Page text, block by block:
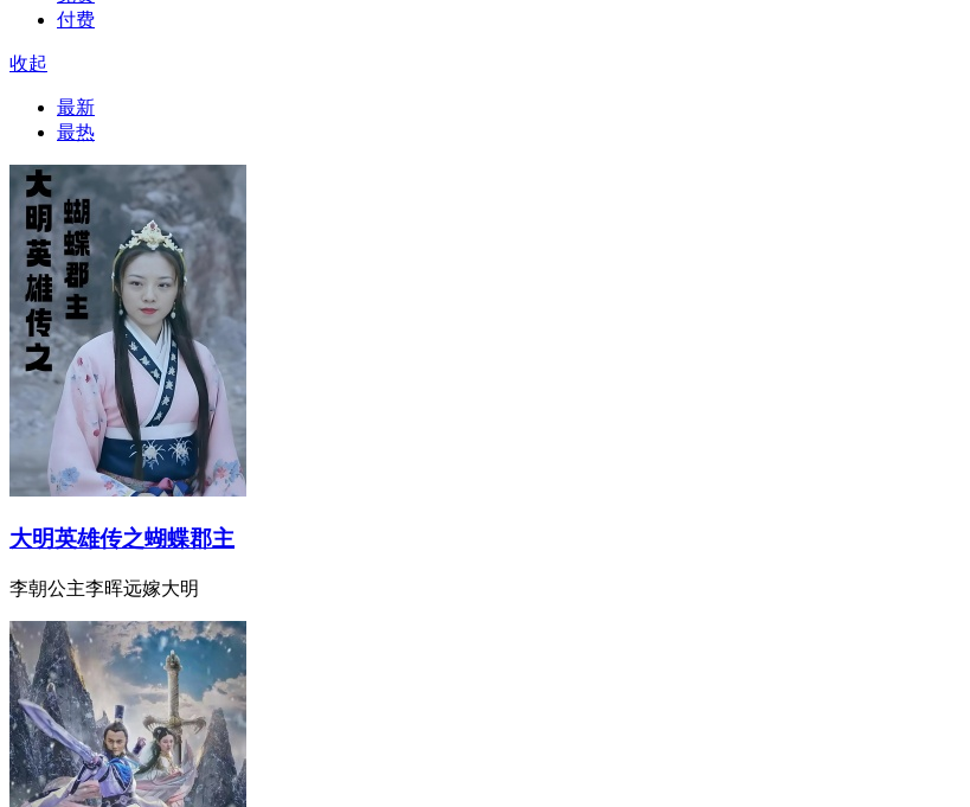
付费
收起
最新
最热
大明英雄传之蝴蝶郡主
李朝公主李晖远嫁大明